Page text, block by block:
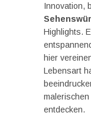
Innovation,
Highlights.
hier
Lebensart
entdecken.